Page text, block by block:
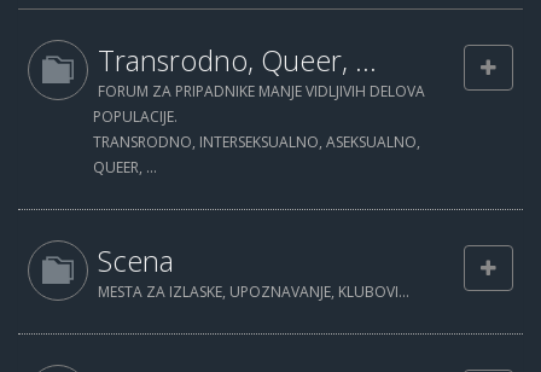
Transrodno, Queer, ...
FORUM ZA PRIPADNIKE MANJE VIDLJIVIH DELOVA
POPULACIJE.
TRANSRODNO, INTERSEKSUALNO, ASEKSUALNO,
QUEER, ...
Scena
MESTA ZA IZLASKE, UPOZNAVANJE, KLUBOVI...